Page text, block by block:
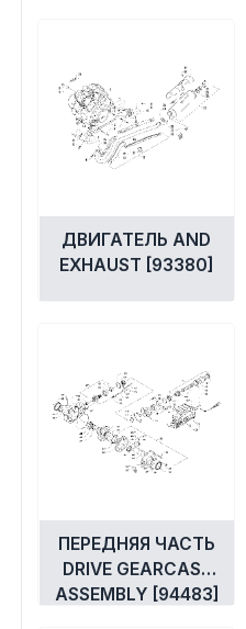
ДВИГАТЕЛЬ AND
EXHAUST [93380]
ПЕРЕДНЯЯ ЧАСТЬ
DRIVE GEARCASE
ASSEMBLY [94483]